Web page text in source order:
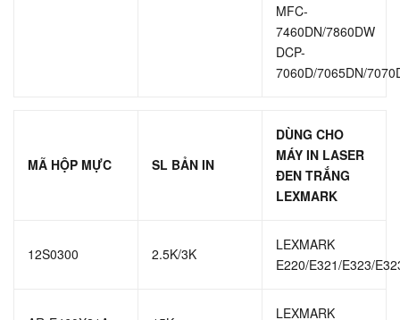
MFC-
7460DN/7860DW
DCP-
7060D/7065DN/
MÃ HỘP MỰC SL BẢN IN
DÙNG CHO
MÁY IN LASER
ĐEN TRẮNG
LEXMARK
12S0300 2.5K/3K
LEXMARK
E220/E321/E323/
LEXMARK